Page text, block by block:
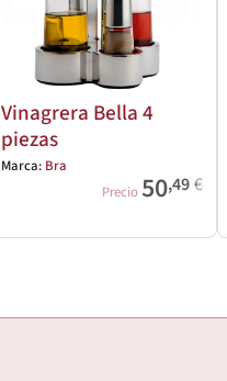
Vinagrera Bella 4
piezas
Marca: Bra
Precio 50,49€